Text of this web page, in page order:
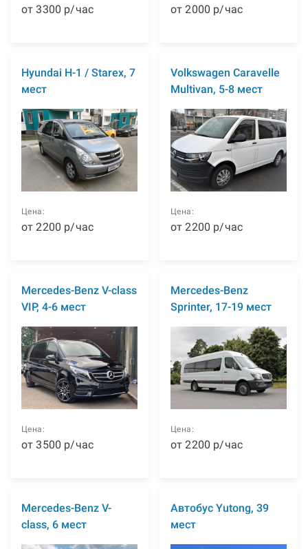
от3300 р/час от2000 р/час
Hyundai H-1 / Starex, 7
мест
Цена:
от2200 р/час
Volkswagen Caravelle
Multivan, 5-8 мест
Цена:
от2200 р/час
Mercedes-Benz V-class
VIP, 4-6 мест
Цена:
от3500 р/час
Mercedes-Benz
Sprinter, 17-19 мест
Цена:
от2200 р/час
Mercedes-Benz V-
class, 6 мест
Автобус Yutong, 39
мест